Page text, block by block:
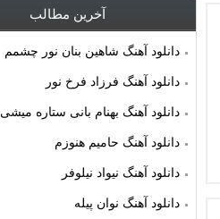
آخرین مطالب
دانلود آهنگ شاهین بنان نور چشمم
دانلود آهنگ فرزاد فرخ نور
دانلود آهنگ بهنام بانی ستاره میشی
دانلود آهنگ حامیم هنوزم
دانلود آهنگ نیواد نیلوفر
دانلود آهنگ نوان پیله